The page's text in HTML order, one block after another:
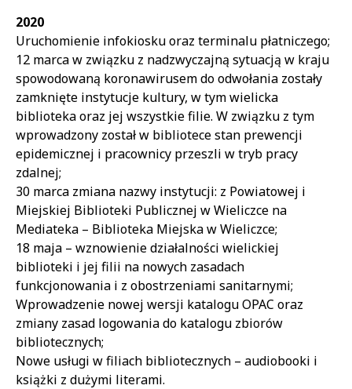
2020
Uruchomienie infokiosku oraz terminalu płatniczego;
12 marca w związku z nadzwyczajną sytuacją w kraju
spowodowaną koronawirusem do odwołania zostały
zamknięte instytucje kultury, w tym wielicka
biblioteka oraz jej wszystkie filie. W związku z tym
wprowadzony został w bibliotece stan prewencji
epidemicznej i pracownicy przeszli w tryb pracy
zdalnej;
30 marca zmiana nazwy instytucji: z Powiatowej i
Miejskiej Biblioteki Publicznej w Wieliczce na
Mediateka – Biblioteka Miejska w Wieliczce;
18 maja – wznowienie działalności wielickiej
biblioteki i jej filii na nowych zasadach
funkcjonowania i z obostrzeniami sanitarnymi;
Wprowadzenie nowej wersji katalogu OPAC oraz
zmiany zasad logowania do katalogu zbiorów
bibliotecznych;
Nowe usługi w filiach bibliotecznych – audiobooki i
książki z dużymi literami.